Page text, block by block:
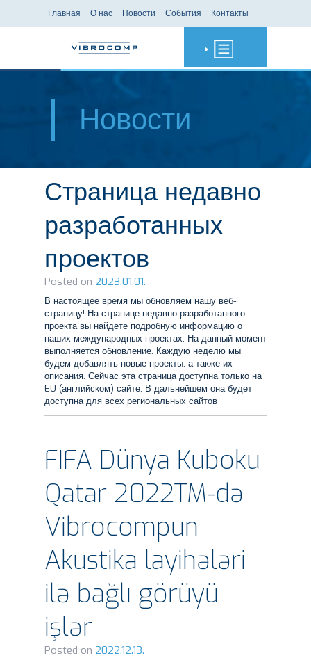
Главная О нас Новости События Контакты
Новости
Страница недавно
разработанных
проектов
Posted on 2023.01.01.
В настоящее время мы обновляем нашу веб-
страницу! На странице недавно разработанного
проекта вы найдете подробную информацию о
наших международных проектах. На данный момент
выполняется обновление. Каждую неделю мы
будем добавлять новые проекты, а также их
описания. Сейчас эта страница доступна только на
EU (английском) сайте. В дальнейшем она будет
доступна для всех региональных сайтов
FIFA Dünya Kuboku
Qatar 2022TM-də
Vibrocompun
Akustika layihələri
ilə bağlı görüyü
işlər
Posted on 2022.12.13.